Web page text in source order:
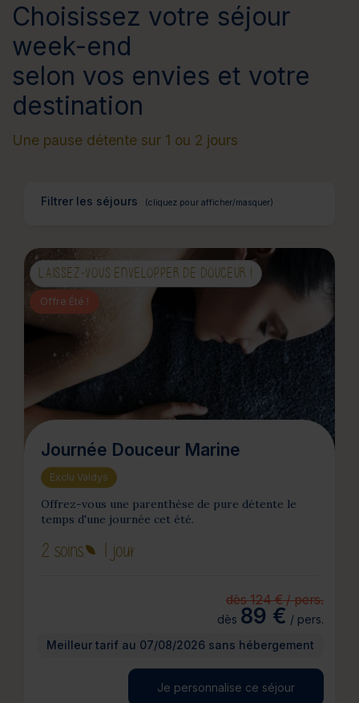
Choisissez votre séjour
week-end
selon vos envies et votre
destination
Une pause détente sur 1 ou 2 jours
Filtrer les séjours
LAISSEZ-VOUS ENVELOPPER DE DOUCEUR !
Offre Été !
Journée Douceur Marine
Exclu Valdys
Offrez-vous une parenthèse de pure détente le
temps d'une journée cet été.
2 soins 1 jour
dès 124 € / pers.
dès 89 € / pers.
Meilleur tarif au 07/08/2026 sans hébergement
Je personnalise ce séjour